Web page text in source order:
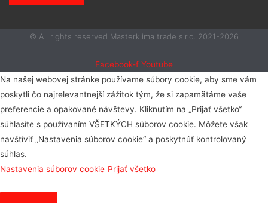
© All rights reserved Masterklima trade s.r.o. 2021-2026
Facebook-f Youtube
Na našej webovej stránke používame súbory cookie, aby sme vám
poskytli čo najrelevantnejší zážitok tým, že si zapamätáme vaše
preferencie a opakované návštevy. Kliknutím na „Prijať všetko“
súhlasíte s používaním VŠETKÝCH súborov cookie. Môžete však
navštíviť „Nastavenia súborov cookie“ a poskytnúť kontrolovaný
súhlas.
Nastavenia súborov cookie Prijať všetko